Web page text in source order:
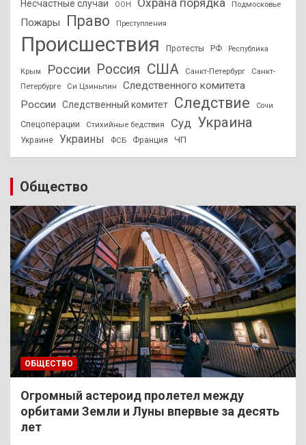
Несчастные случаи ООН Охрана порядка Подмосковье
Пожары Право Преступления
Происшествия Протесты РФ Республика
Крым России Россия США Санкт-Петербург
Санкт-
Петербурге
Си Цзиньпин
Следственного комитета
России
Следственный комитет Следствие Сочи
Спецоперации Стихийные бедствия Суд Украина
Украине Украины ФСБ Франция ЧП
Общество
ОБЩЕСТВО
Огромный астероид пролетел между
орбитами Земли и Луны впервые за десять
лет